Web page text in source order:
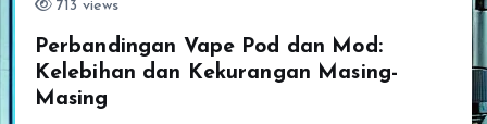
713 views
Perbandingan Vape Pod dan Mod:
Kelebihan dan Kekurangan Masing-
Masing